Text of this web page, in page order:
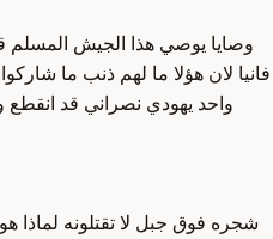
وصايا يوصي هذا الجيش المسلم قال
فانيا لان هؤلا ما لهم ذنب ما
واحد يهودي نصراني قد
شجره فوق جبل لا تقتلونه لماذا